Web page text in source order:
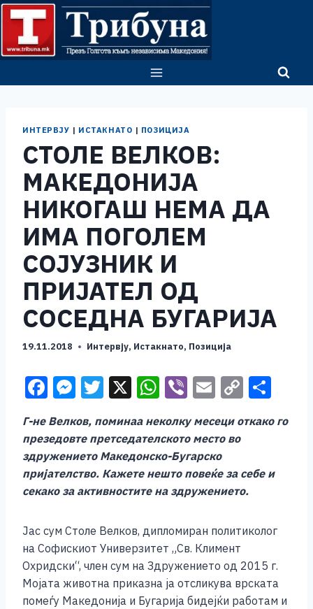
Skip
content
ИНТЕРВЈУ | ИСТАКНАТО | ПОЗИЦИЈА
СТОЛЕ ВЕЛКОВ:
МАКЕДОНИЈА
НИКОГАШ НЕМА ДА
ИМА ПОГОЛЕМ
СОЈУЗНИК И
ПРИЈАТЕЛ ОД
СОСЕДНА БУГАРИЈА
19.11.2018 Интервју, Истакнато, Позиција
F
a
c
e
b
o
o
k
M
ss
e
n
g
er
T
tt
er
X W
at
s
A
p
p
Vi
er
E
ai
l
C
p
Li
n
k
ar
Г-не Велков, поминаа неколку месеци откако го
презедовте претседателското место во
здружението Македонско-Бугарско
пријателство. Кажете нешто повеќе за себе и
секако за активностите на здружението.
Јас сум Столе Велков, дипломиран политиколог
на Софискиот Универзитет „Св. Климент
Охридски“, член сум на Здружението од 2015 г.
Мојата животна приказна ја отсликува врската
помеѓу Македонија и Бугарија бидејќи работам и